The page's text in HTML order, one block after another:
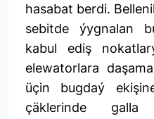
hasabat berdi.
sebitde ýygnalan
kabul ediş
elewatorlara
üçin bugdaý
çäklerinde galla